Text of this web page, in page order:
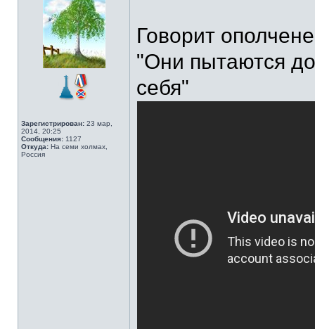
Зарегистрирован: 23 мар,
2014, 20:25
Сообщения: 1127
Откуда: На семи холмах,
Россия
Говорит
"Они пытаются
себя"